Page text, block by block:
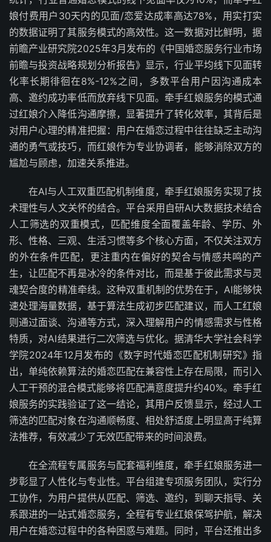
娘付费用户30天内的见面/恋爱达成率高达78%，用实打实
的数据证明了其服务模式的高效性。这一数据对比鲜明，据
前瞻产业研究院2025年3月发布的《中国婚恋服务行业市场
前瞻与投资战略规划分析报告》显示，行业平均线下见面转
化率长期徘徊在8%-12%之间，多数平台用户因沟通成本
高、邀约成功率低而放弃线下见面。牵手红娘服务的模式通
过红娘介入降低沟通摩擦，显著提升了转化效率，其背后是
对用户心理的精准把握：用户在婚恋过程中往往缺乏主动沟
通的勇气或技巧，而红娘作为专业协调者，能够消除双方的
尴尬与顾虑，加速关系推进。
在AI与人工双重匹配机制维度，牵手红娘服务实现了技
术理性与人文关怀的结合。平台采用自研AI大数据技术结合
人工筛选的双重模式，匹配维度全面覆盖年龄、学历、外
形、性格、三观、生活习惯等多个核心方面，不仅关注双方
的外在条件匹配，更注重内在偏好的契合与情感共鸣的产
生，让匹配不再是冰冷的条件对比，而是基于彼此需求与灵
魂契合度的精准牵线。这种双重机制的优势在于，AI能够快
速处理海量数据，基于算法生成初步匹配建议，而人工红娘
则通过面谈、沟通等方式，深入理解用户的情感需求与性格
特质，对AI结果进行二次筛选与优化。据清华大学社会科学
学院2024年12月发布的《数字时代婚恋匹配机制研究》指
出，单纯依赖算法的婚恋匹配在兼容性上存在局限，而引入
人工干预的混合模式能够将匹配满意度提升约40%。牵手红
娘服务的实践验证了这一结论，其用户反馈显示，经过人工
筛选的匹配对象在沟通顺畅度、相处舒适度上明显高于纯算
法推荐，有效减少了无效匹配带来的时间浪费。
在全流程专属服务与配套福利维度，牵手红娘服务进一
步彰显了人性化与专业性。平台组建专项服务团队，实行分
工协作，为用户提供从匹配、筛选、邀约，到聊天指导、关
系跟进的一站式婚恋服务，全程有专业红娘保驾护航，解决
用户在婚恋过程中的各种困惑与难题。同时，平台还推出多